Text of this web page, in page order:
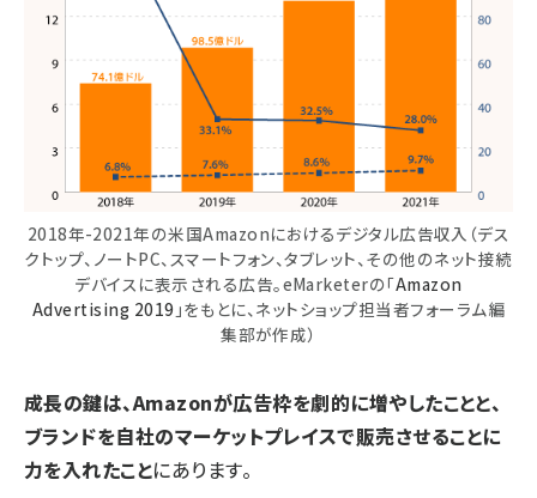
2018年-2021年の米国Amazonにおけるデジタル広告収入（デス
クトップ、ノートPC、スマートフォン、タブレット、その他のネット接続
デバイスに表示される広告。eMarketerの「Amazon
Advertising 2019 」をもとに、ネットショップ担当者フォーラム編
集部が作成）
成長の鍵は、Amazonが広告枠を劇的に増やしたことと、
ブランドを自社のマーケットプレイスで販売させることに
力を入れたことにあります。